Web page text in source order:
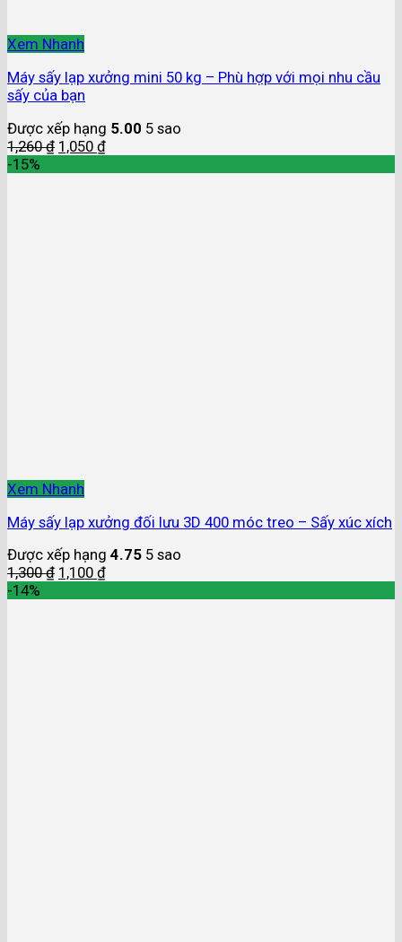
Xem Nhanh
Máy sấy lạp xưởng mini 50 kg – Phù hợp với mọi nhu cầu
sấy của bạn
Được xếp hạng 5.00 5 sao
1,260₫ 1,050 ₫
-15%
Xem Nhanh
Máy sấy lạp xưởng đối lưu 3D 400 móc treo – Sấy xúc xích
Được xếp hạng 4.75 5 sao
1,300₫ 1,100 ₫
-14%